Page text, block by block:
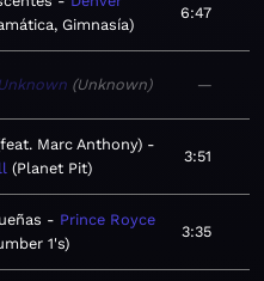
Gimnasía
6:47
Unknown Unknown —
Marc Anthony)
Planet Pit
3:51
Prince Royce
1's
3:35